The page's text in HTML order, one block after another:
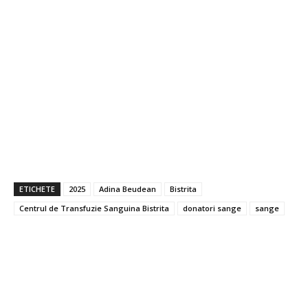
ETICHETE 2025 Adina Beudean
Bistrita
Centrul de Transfuzie Sanguina Bistrita
donatori sange sange